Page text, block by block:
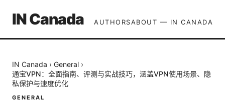
IN Canada AUTHORSABOUT — IN CANADA
IN Canada › General ›
通宝VPN：全面指南、评测与实战技巧，涵盖VPN使用场景、隐
私保护与速度优化
GENERAL